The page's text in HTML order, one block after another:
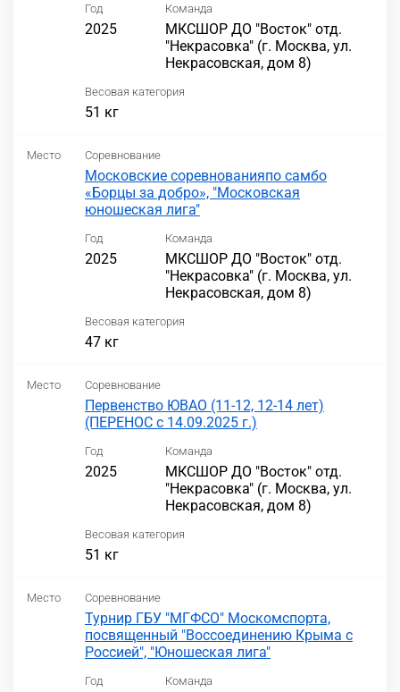
Год
2025
Команда
МКСШОР ДО "Восток" отд.
"Некрасовка" (г. Москва, ул.
Некрасовская, дом 8)
Весовая категория
51 кг
Место Соревнование
Московские соревнованияпо самбо
«Борцы за добро», "Московская
юношеская лига"
Год
2025
Команда
МКСШОР ДО "Восток" отд.
"Некрасовка" (г. Москва, ул.
Некрасовская, дом 8)
Весовая категория
47 кг
Место Соревнование
Первенство ЮВАО (11-12, 12-14 лет)
(ПЕРЕНОС с 14.09.2025 г.)
Год
2025
Команда
МКСШОР ДО "Восток" отд.
"Некрасовка" (г. Москва, ул.
Некрасовская, дом 8)
Весовая категория
51 кг
Место Соревнование
Турнир ГБУ "МГФСО" Москомспорта,
посвященный "Воссоединению Крыма с
Россией", "Юношеская лига"
Год Команда